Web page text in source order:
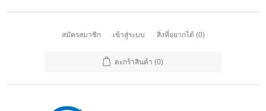
สมัครสมาชิก เข้าสู่ระบบ สิ่งที่อยากได้ (0)
ตะกร้าสินค้า (0)